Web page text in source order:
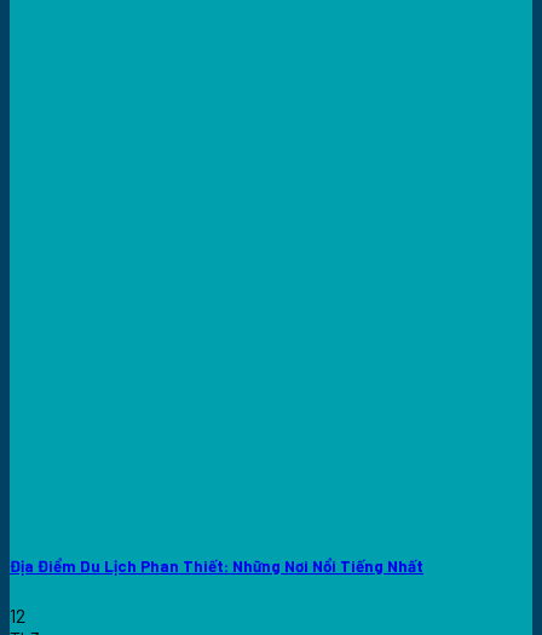
Địa Điểm Du Lịch Phan Thiết: Những Nơi Nổi Tiếng Nhất
12